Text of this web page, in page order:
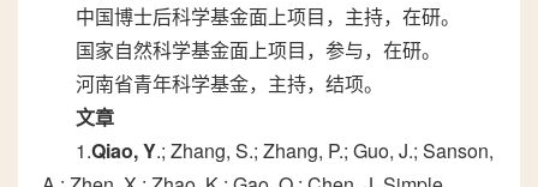
中国博士后科学基金面上项目，主持，在研。
国家自然科学基金面上项目，参与，在研。
河南省青年科学基金，主持，结项。
文章
1.Qiao, Y.; Zhang, S.; Zhang, P.; Guo, J.; Sanson,